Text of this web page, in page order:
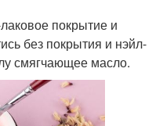
покрытие и
без покрытия и нэйл-
смягчающее масло.